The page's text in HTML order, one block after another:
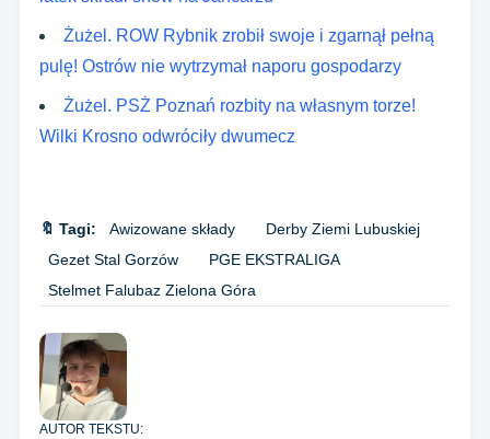
Żużel. ROW Rybnik zrobił swoje i zgarnął pełną
pulę! Ostrów nie wytrzymał naporu gospodarzy
Żużel. PSŻ Poznań rozbity na własnym torze!
Wilki Krosno odwróciły dwumecz
🔖 Tagi: Awizowane składy
Derby Ziemi Lubuskiej
Gezet Stal Gorzów
PGE EKSTRALIGA
Stelmet Falubaz Zielona Góra
AUTOR TEKSTU: